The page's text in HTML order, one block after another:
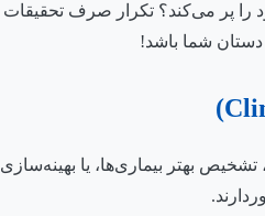
را پر می‌کند؟ تکرار صرف
شما باشد!
بهتر بیماری‌ها، یا